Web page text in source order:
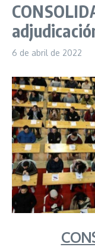
6 de abril de 2022